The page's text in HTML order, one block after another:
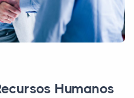
Humanos